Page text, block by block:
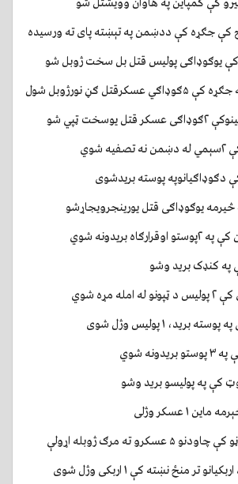
کې کمپاين په هاوان وويشتل شو
کې جګړه کې ددښمن په تېښته پای ته ورسیده
یوګوډاګی پولیس قتل بل سخت ژوبل شو
ګڼ نورژوبل شول
ټپي شو
شوي
دګوډاګیانوپه پوسته بریدشوی
یوګوډاګی قتل یورینجرویجاړشو
بریدونه شوي
په کنډک بريد وشو
مړه شوي
بريد، ۱ پوليس وژل شوی
شوي
کې په پوليسو بريد وشو
۱ عسکر وژلی
ته مرګ ژوبله اړولې
تر منځ نښته کې ۱ اربکی وژل شوی